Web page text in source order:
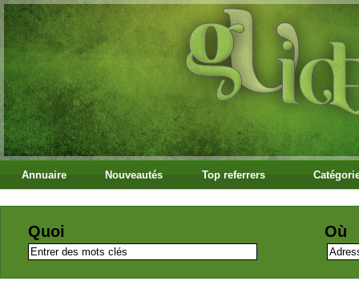
Annuaire Nouveautés Top referrers
Quoi Où